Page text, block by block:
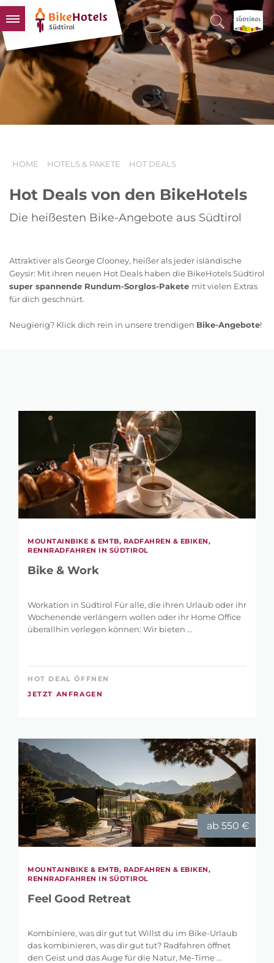
BIKEHOTELS
HOTELS & PAKETE
TOUREN & REVIERE
SÜDTIROL & WIR
HOME HOTELS & PAKETE HOT DEALS
Hot Deals von den BikeHotels
Die heißesten Bike-Angebote aus Südtirol
Attraktiver als George Clooney, heißer als jeder isländische
Geysir: Mit ihren neuen Hot Deals haben die BikeHotels Südtirol
super spannende Rundum-Sorglos-Pakete mit vielen Extras
für dich geschnürt.
Neugierig? Klick dich rein in unsere trendigen Bike-Angebote!
MOUNTAINBIKE & EMTB, RADFAHREN & EBIKEN,
RENNRADFAHREN IN SÜDTIROL
Bike & Work
Workation in Südtirol Für alle, die ihren Urlaub oder ihr
Wochenende verlängern wollen oder ihr Home Office
überallhin verlegen können: Wir bieten ...
HOT DEAL ÖFFNEN
JETZT ANFRAGEN
ab 550 €
MOUNTAINBIKE & EMTB, RADFAHREN & EBIKEN,
RENNRADFAHREN IN SÜDTIROL
Feel Good Retreat
Kombiniere, was dir gut tut Willst du im Bike-Urlaub
das kombinieren, was dir gut tut? Radfahren öffnet
den Geist und das Auge für die Natur, Me-Time ...